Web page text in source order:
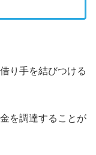
り手を結びつける
を調達することが